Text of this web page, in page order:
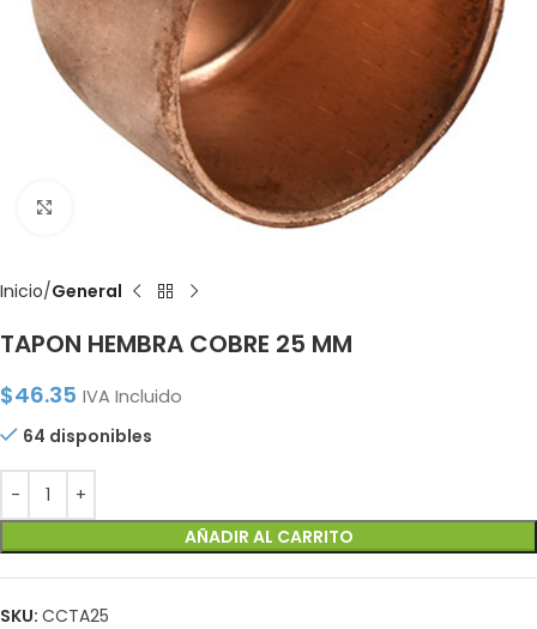
Inicio General
TAPON HEMBRA COBRE 25 MM
$46.35 IVA Incluido
64 disponibles
AÑADIR AL CARRITO
SKU: CCTA25